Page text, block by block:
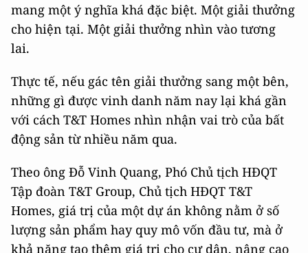
mang một ý nghĩa khá đặc biệt. Một giải thưởng
cho hiện tại. Một giải thưởng nhìn vào tương
lai.
Thực tế, nếu gác tên giải thưởng sang một bên,
những gì được vinh danh năm nay lại khá gần
với cách T&T Homes nhìn nhận vai trò của bất
động sản từ nhiều năm qua.
Theo ông Đỗ Vinh Quang, Phó Chủ tịch HĐQT
Tập đoàn T&T Group, Chủ tịch HĐQT T&T
Homes, giá trị của một dự án không nằm ở số
lượng sản phẩm hay quy mô vốn đầu tư, mà ở
khả năng tạo thêm giá trị cho cư dân, nâng cao